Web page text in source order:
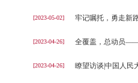
[2023-05-02]
[2023-04-26]
[2023-04-26]